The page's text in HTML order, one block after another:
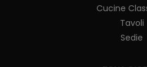
Cucine
Tavoli
Sedie